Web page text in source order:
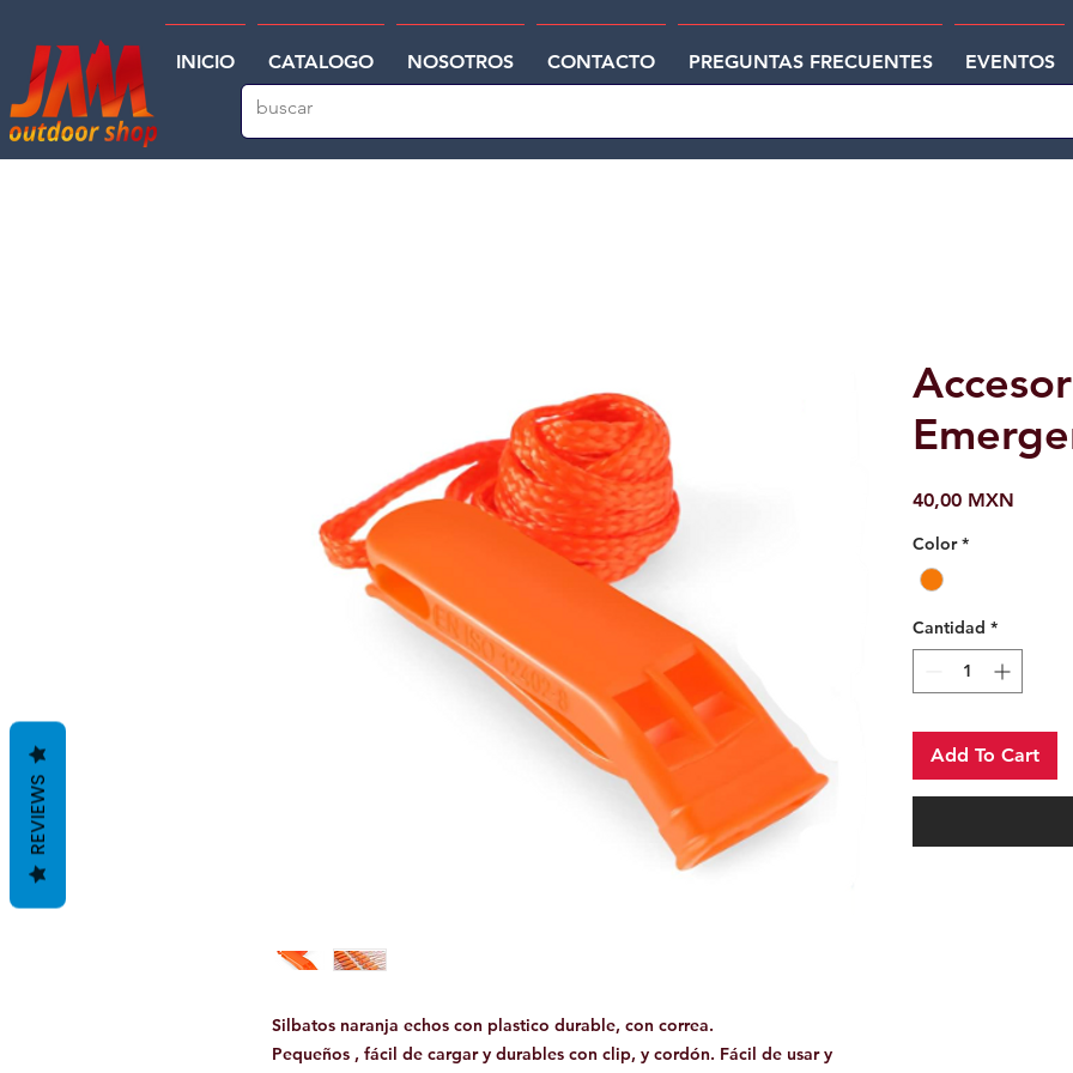
INICIO CATALOGO NOSOTROS CONTACTO PREGUNTAS FRECUENTES EVENTOS
Silbatos naranja echos con plastico durable, con correa.
Pequeños , fácil de cargar y durables con clip, y cordón. Fácil de usar y
40,00 MXN
Color *
Cantidad *
Add To Cart
REVIEWS